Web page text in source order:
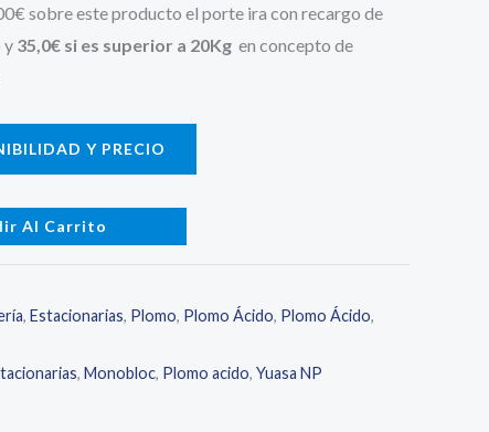
sobre este producto el porte ira con recargo de
y 35,0€ si es superior a 20Kg en concepto de
Y PRECIO
Al Carrito
, Estacionarias, Plomo, Plomo Ácido, Plomo Ácido,
, Monobloc, Plomo acido, Yuasa NP